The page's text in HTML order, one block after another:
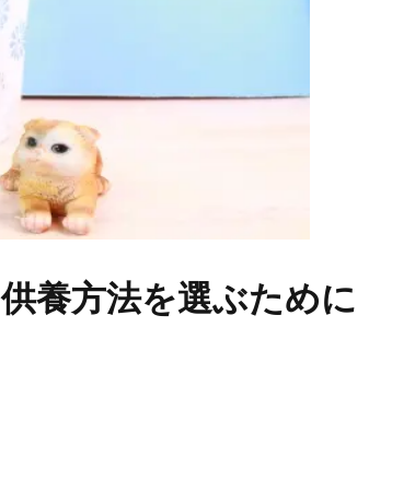
養方法を選ぶために